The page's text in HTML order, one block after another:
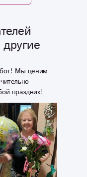
Мы ценим
праздник!